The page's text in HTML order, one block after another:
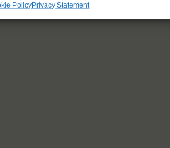
PolicyPrivacy Statement